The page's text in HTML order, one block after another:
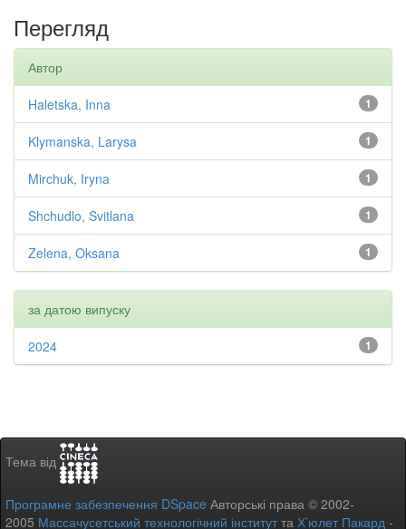
Перегляд
Автор
1
Haletska, Inna
1
Klymanska, Larysa
1
Mirchuk, Iryna
1
Shchudlo, Svitlana
1
Zelena, Oksana
за датою випуску
1
2024
Тема від
Програмне забезпечення DSpace Авторські права © 2002-
2005 Массачусетський технологічний інститутта Х’юлет Пакард -